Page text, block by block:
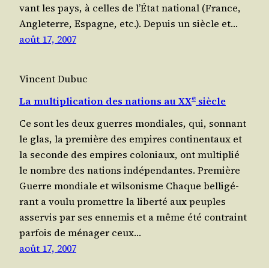
vant les pays, à celles de l’É­tat natio­nal (France,
Angle­terre, Espagne, etc.). Depuis un siècle et…
août 17, 2007
Vincent Dubuc
La multiplication des nations au XXe siècle
Ce sont les deux guerres mon­diales, qui, son­nant
le glas, la première des empires conti­nen­taux et
la seconde des empires colo­niaux, ont mul­ti­plié
le nombre des nations indépendantes. Première
Guerre mondiale et wilsonisme Chaque bel­li­gé­
rant a vou­lu pro­mettre la liber­té aux peuples
asser­vis par ses enne­mis et a même été contraint
par­fois de ména­ger ceux…
août 17, 2007